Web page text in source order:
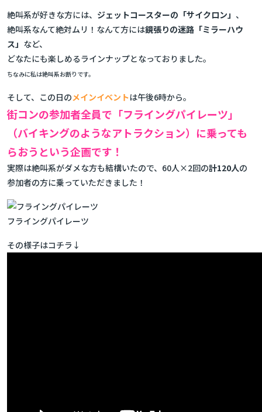
絶叫系が好きな方には、 ジェットコースターの「サイクロン」 、
絶叫系なんて絶対ムリ！なんて方には鏡張りの迷路「ミラーハウ
ス」 など、
どなたにも楽しめるラインナップとなっておりました。
ちなみに私は絶叫系お断りです。
そして、この日のメインイベントは午後6時から。
街コンの参加者全員で「フライングパイレーツ」
（バイキングのようなアトラクション）に乗っても
らおうという企画です！
実際は絶叫系がダメな方も結構いたので、60人×2回の計120人の
参加者の方に乗っていただきました！
フライングパイレーツ
その様子はコチラ↓